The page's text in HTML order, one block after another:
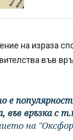
на израза
във
е
във връзка с
на